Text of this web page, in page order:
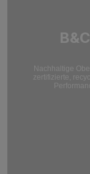
Nachhaltige
zertifizierte,